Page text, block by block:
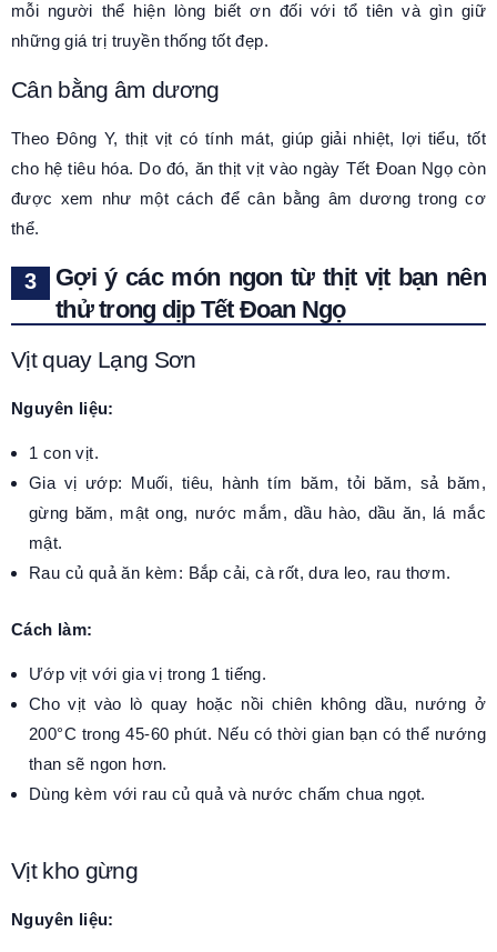
mỗi người thể hiện lòng biết ơn đối với tổ tiên và gìn giữ
những giá trị truyền thống tốt đẹp.
Cân bằng âm dương
Theo Đông Y, thịt vịt có tính mát, giúp giải nhiệt, lợi tiểu, tốt
cho hệ tiêu hóa. Do đó, ăn thịt vịt vào ngày Tết Đoan Ngọ còn
được xem như một cách để cân bằng âm dương trong cơ
thể.
Gợi ý các món ngon từ thịt vịt bạn nên
thử trong dịp Tết Đoan Ngọ
Vịt quay Lạng Sơn
Nguyên liệu:
1 con vịt.
Gia vị ướp: Muối, tiêu, hành tím băm, tỏi băm, sả băm,
gừng băm, mật ong, nước mắm, dầu hào, dầu ăn, lá mắc
mật.
Rau củ quả ăn kèm: Bắp cải, cà rốt, dưa leo, rau thơm.
Cách làm:
Ướp vịt với gia vị trong 1 tiếng.
Cho vịt vào lò quay hoặc nồi chiên không dầu, nướng ở
200°C trong 45-60 phút. Nếu có thời gian bạn có thể nướng
than sẽ ngon hơn.
Dùng kèm với rau củ quả và nước chấm chua ngọt.
Vịt kho gừng
Nguyên liệu: